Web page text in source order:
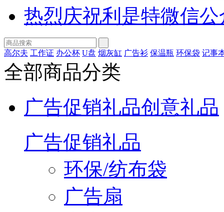
热烈庆祝利是特微信
高尔夫 工作证 办公杯 U盘 烟灰缸 广告衫 保温瓶 环保袋 记事
全部商品分类
广告促销礼品创意礼品
广告促销礼品
环保/纺布袋
广告扇